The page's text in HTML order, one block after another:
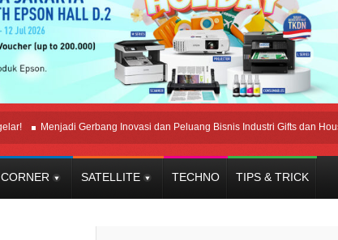
Menjadi Gerbang Inovasi dan Peluang Bisnis Industri Gifts dan
CORNER SATELLITE TECHNO TIPS & TRICK